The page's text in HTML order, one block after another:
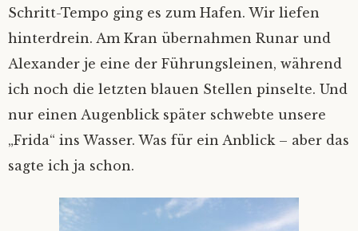
Schritt-Tempo ging es zum Hafen. Wir liefen
hinterdrein. Am Kran übernahmen Runar und
Alexander je eine der Führungsleinen, während
ich noch die letzten blauen Stellen pinselte. Und
nur einen Augenblick später schwebte unsere
„Frida“ ins Wasser. Was für ein Anblick – aber das
sagte ich ja schon.